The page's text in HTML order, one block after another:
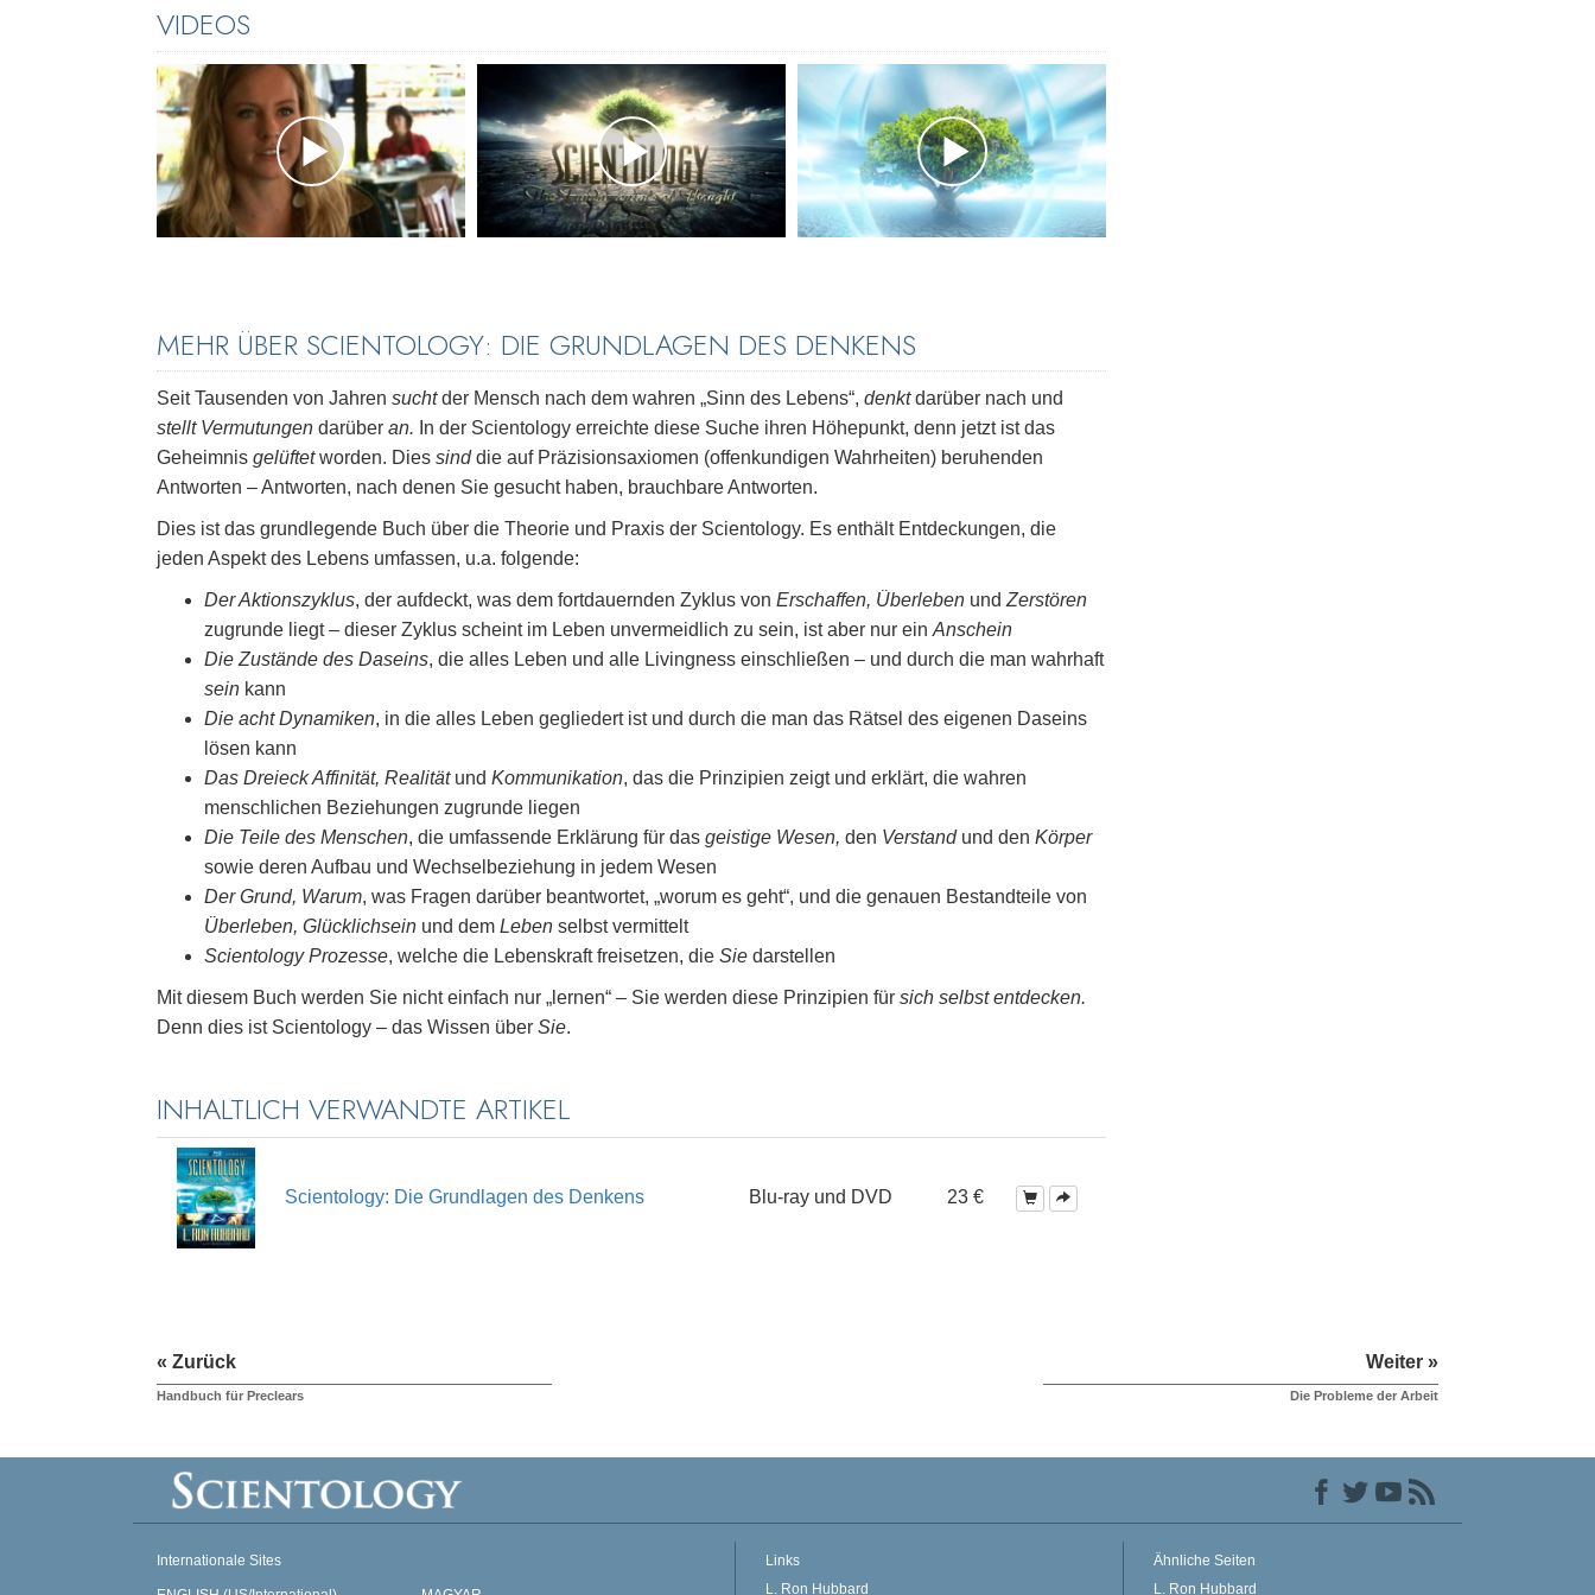
VIDEOS
MEHR ÜBER SCIENTOLOGY: DIE GRUNDLAGEN DES DENKENS
Seit Tausenden von Jahren suchtder Mensch nach dem wahren „Sinn des Lebens“, denktdarüber nach und
stellt Vermutungen darüber an. In der Scientology erreichte diese Suche ihren Höhepunkt, denn jetzt ist das
Geheimnis gelüftetworden. Dies sinddie auf Präzisionsaxiomen (offenkundigen Wahrheiten) beruhenden
Antworten – Antworten, nach denen Sie gesucht haben, brauchbare Antworten.
Dies ist das grundlegende Buch über die Theorie und Praxis der Scientology. Es enthält Entdeckungen, die
jeden Aspekt des Lebens umfassen, u.a. folgende:
Der Aktionszyklus, der aufdeckt, was dem fortdauernden Zyklus von Erschaffen, Überleben und Zerstören
zugrunde liegt – dieser Zyklus scheint im Leben unvermeidlich zu sein, ist aber nur ein Anschein
Die Zustände des Daseins, die alles Leben und alle Livingness einschließen – und durch die man wahrhaft
sein kann
Die acht Dynamiken, in die alles Leben gegliedert ist und durch die man das Rätsel des eigenen Daseins
lösen kann
Das Dreieck Affinität, Realitätund Kommunikation, das die Prinzipien zeigt und erklärt, die wahren
menschlichen Beziehungen zugrunde liegen
Die Teile des Menschen, die umfassende Erklärung für das geistige Wesen, den Verstandund den Körper
sowie deren Aufbau und Wechselbeziehung in jedem Wesen
Der Grund, Warum, was Fragen darüber beantwortet, „worum es geht“, und die genauen Bestandteile von
Überleben, Glücklichsein und dem Leben selbst vermittelt
Scientology Prozesse, welche die Lebenskraft freisetzen, die Sie darstellen
Mit diesem Buch werden Sie nicht einfach nur „lernen“ – Sie werden diese Prinzipien für sich selbst entdecken.
Denn dies ist Scientology – das Wissen über Sie.
INHALTLICH VERWANDTE ARTIKEL
Scientology: Die Grundlagen des Denkens Blu-ray und DVD 23 €
« Zurück
Handbuch für Preclears
Weiter »
Die Probleme der Arbeit
Internationale Sites
Links
L. Ron Hubbard
Ähnliche Seiten
L. Ron Hubbard